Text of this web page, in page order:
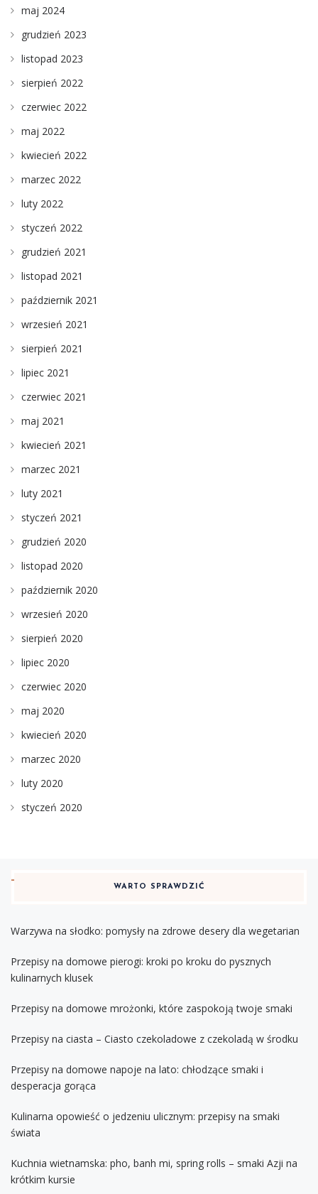
maj 2024
grudzień 2023
listopad 2023
sierpień 2022
czerwiec 2022
maj 2022
kwiecień 2022
marzec 2022
luty 2022
styczeń 2022
grudzień 2021
listopad 2021
październik 2021
wrzesień 2021
sierpień 2021
lipiec 2021
czerwiec 2021
maj 2021
kwiecień 2021
marzec 2021
luty 2021
styczeń 2021
grudzień 2020
listopad 2020
październik 2020
wrzesień 2020
sierpień 2020
lipiec 2020
czerwiec 2020
maj 2020
kwiecień 2020
marzec 2020
luty 2020
styczeń 2020
WARTO SPRAWDZIĆ
Warzywa na słodko: pomysły na zdrowe desery dla wegetarian
Przepisy na domowe pierogi: kroki po kroku do pysznych
kulinarnych klusek
Przepisy na domowe mrożonki, które zaspokoją twoje smaki
Przepisy na ciasta – Ciasto czekoladowe z czekoladą w środku
Przepisy na domowe napoje na lato: chłodzące smaki i
desperacja gorąca
Kulinarna opowieść o jedzeniu ulicznym: przepisy na smaki
świata
Kuchnia wietnamska: pho, banh mi, spring rolls – smaki Azji na
krótkim kursie